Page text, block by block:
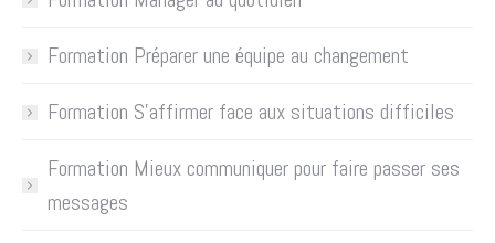
Formation Préparer une équipe au changement
Formation S’affirmer face aux situations difficiles
Formation Mieux communiquer pour faire passer ses
messages